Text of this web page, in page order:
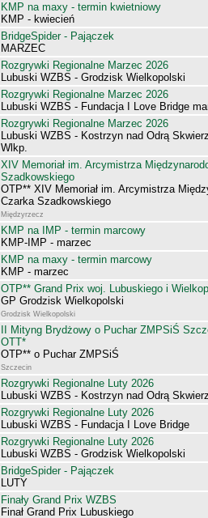
KMP na maxy - termin kwietniowy
KMP - kwiecień
BridgeSpider - Pajączek
MARZEC
Rozgrywki Regionalne Marzec 2026
Lubuski WZBS - Grodzisk Wielkopolski
Rozgrywki Regionalne Marzec 2026
Lubuski WZBS - Fundacja I Love Bridge
Rozgrywki Regionalne Marzec 2026
Lubuski WZBS - Kostrzyn nad Odrą
Wlkp.
XIV Memoriał im. Arcymistrza
Szadkowskiego
OTP** XIV Memoriał im. Arcymistrza
Czarka Szadkowskiego
Międzyrzecz
KMP na IMP - termin marcowy
KMP-IMP - marzec
KMP na maxy - termin marcowy
KMP - marzec
OTP** Grand Prix woj. Lubuskiego i
GP Grodzisk Wielkopolski
Grodzisk Wielkopolski
II Mityng Brydżowy o Puchar ZMPSiŚ
OTT*
OTP** o Puchar ZMPSiŚ
Szczecin
Rozgrywki Regionalne Luty 2026
Lubuski WZBS - Kostrzyn nad Odrą
Rozgrywki Regionalne Luty 2026
Lubuski WZBS - Fundacja I Love Bridge
Rozgrywki Regionalne Luty 2026
Lubuski WZBS - Grodzisk Wielkopolski
BridgeSpider - Pajączek
LUTY
Finały Grand Prix WZBS
Finał Grand Prix Lubuskiego